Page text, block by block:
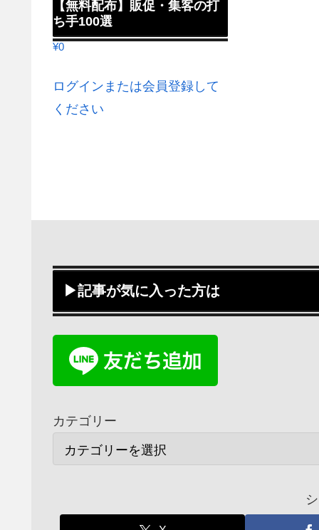
【無料配布】販促・集客の打
ち手100選
¥0
ログインまたは会員登録して
ください
▶記事が気に入った方は
カテゴリー